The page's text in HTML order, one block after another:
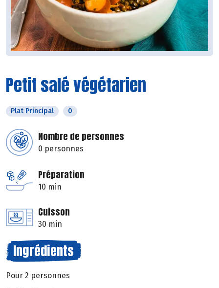
Petit salé végétarien
Plat Principal 0
Nombre de personnes
0 personnes
Préparation
10 min
Cuisson
30 min
Ingrédients
Pour 2 personnes